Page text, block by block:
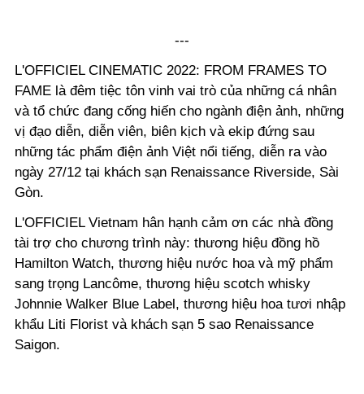
---
L'OFFICIEL CINEMATIC 2022: FROM FRAMES TO
FAME là đêm tiệc tôn vinh vai trò của những cá nhân
và tổ chức đang cống hiến cho ngành điện ảnh, những
vị đạo diễn, diễn viên, biên kịch và ekip đứng sau
những tác phẩm điện ảnh Việt nổi tiếng, diễn ra vào
ngày 27/12 tại khách sạn Renaissance Riverside, Sài
Gòn.
L'OFFICIEL Vietnam hân hạnh cảm ơn các nhà đồng
tài trợ cho chương trình này: thương hiệu đồng hồ
Hamilton Watch, thương hiệu nước hoa và mỹ phẩm
sang trọng Lancôme, thương hiệu scotch whisky
Johnnie Walker Blue Label, thương hiệu hoa tươi nhập
khẩu Liti Florist và khách sạn 5 sao Renaissance
Saigon.